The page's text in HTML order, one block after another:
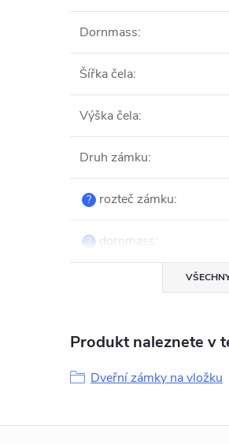
Dornmass:
Šířka čela:
Výška čela:
Druh zámku:
? rozteč zámku:
? dornmass:
Produkt naleznete v
Dveřní zámky na vložku